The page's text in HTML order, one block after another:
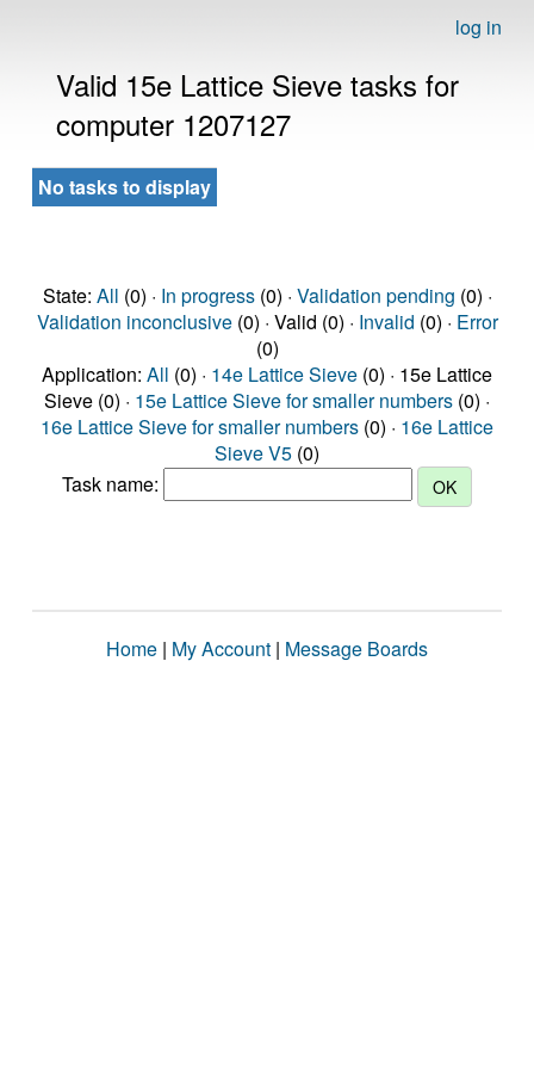
log in
Valid 15e Lattice Sieve tasks for
computer 1207127
No tasks to display
State: All (0) · In progress(0) · Validation pending (0) ·
Validation inconclusive(0) · Valid (0) · Invalid (0) · Error
(0)
Application: All (0) · 14e Lattice Sieve (0) · 15e Lattice
Sieve (0) · 15e Lattice Sieve for smaller numbers (0) ·
16e Lattice Sieve for smaller numbers (0) · 16e Lattice
Sieve V5 (0)
Task name:
Home | My Account | Message Boards